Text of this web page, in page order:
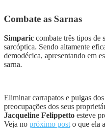
Combate as Sarnas
Simparic combate três tipos de
sarcóptica. Sendo altamente
demodécica, apresentando em
sarna.
Eliminar carrapatos e pulgas
preocupações dos seus
Jacqueline Felippetto esteve
Veja no próximo post o que ela